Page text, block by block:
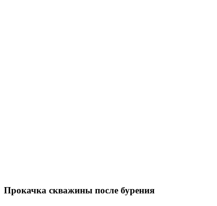
Прокачка скважины после бурения